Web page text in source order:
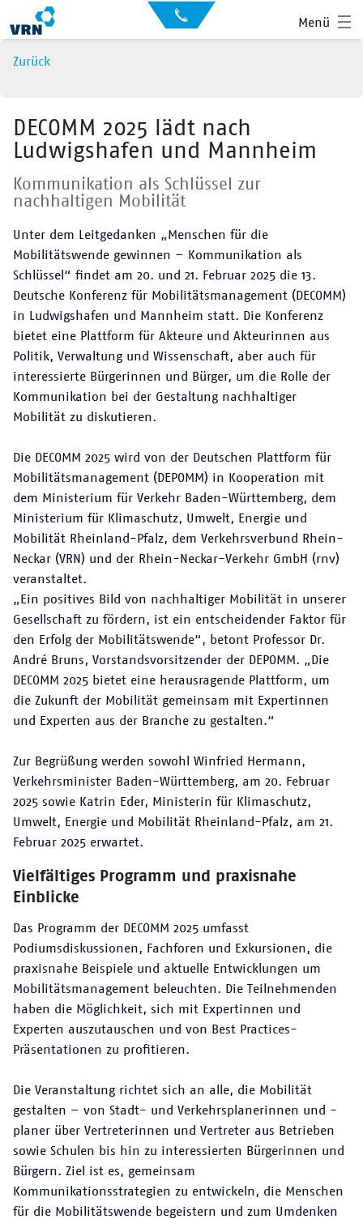
Menü
Auskunft
für
Kontakt
Gebärdensprache
Suche
Tickets
Mobilität
Service
Der VRN
Zurück
DECOMM 2025 lädt nach
Ludwigshafen und Mannheim
Kommunikation als Schlüssel zur
nachhaltigen Mobilität
Unter dem Leitgedanken „Menschen für die
Mobilitätswende gewinnen – Kommunikation als
Schlüssel“ findet am 20. und 21. Februar 2025 die 13.
Deutsche Konferenz für Mobilitätsmanagement (DECOMM)
in Ludwigshafen und Mannheim statt. Die Konferenz
bietet eine Plattform für Akteure und Akteurinnen aus
Politik, Verwaltung und Wissenschaft, aber auch für
interessierte Bürgerinnen und Bürger, um die Rolle der
Kommunikation bei der Gestaltung nachhaltiger
Mobilität zu diskutieren.
Die DECOMM 2025 wird von der Deutschen Plattform für
Mobilitätsmanagement (DEPOMM) in Kooperation mit
dem Ministerium für Verkehr Baden-Württemberg, dem
Ministerium für Klimaschutz, Umwelt, Energie und
Mobilität Rheinland-Pfalz, dem Verkehrsverbund Rhein-
Neckar (VRN) und der Rhein-Neckar-Verkehr GmbH (rnv)
veranstaltet.
„Ein positives Bild von nachhaltiger Mobilität in unserer
Gesellschaft zu fördern, ist ein entscheidender Faktor für
den Erfolg der Mobilitätswende“, betont Professor Dr.
André Bruns, Vorstandsvorsitzender der DEPOMM. „Die
DECOMM 2025 bietet eine herausragende Plattform, um
die Zukunft der Mobilität gemeinsam mit Expertinnen
und Experten aus der Branche zu gestalten.“
Zur Begrüßung werden sowohl Winfried Hermann,
Verkehrsminister Baden-Württemberg, am 20. Februar
2025 sowie Katrin Eder, Ministerin für Klimaschutz,
Umwelt, Energie und Mobilität Rheinland-Pfalz, am 21.
Februar 2025 erwartet.
Vielfältiges Programm und praxisnahe
Einblicke
Das Programm der DECOMM 2025 umfasst
Podiumsdiskussionen, Fachforen und Exkursionen, die
praxisnahe Beispiele und aktuelle Entwicklungen um
Mobilitätsmanagement beleuchten. Die Teilnehmenden
haben die Möglichkeit, sich mit Expertinnen und
Experten auszutauschen und von Best Practices-
Präsentationen zu profitieren.
Die Veranstaltung richtet sich an alle, die Mobilität
gestalten – von Stadt- und Verkehrsplanerinnen und -
planer über Vertreterinnen und Vertreter aus Betrieben
sowie Schulen bis hin zu interessierten Bürgerinnen und
Bürgern. Ziel ist es, gemeinsam
Kommunikationsstrategien zu entwickeln, die Menschen
für die Mobilitätswende begeistern und zum Umdenken